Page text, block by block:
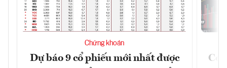
Chứng khoán
Dự báo 9 cổ phiếu mới nhất được
Có